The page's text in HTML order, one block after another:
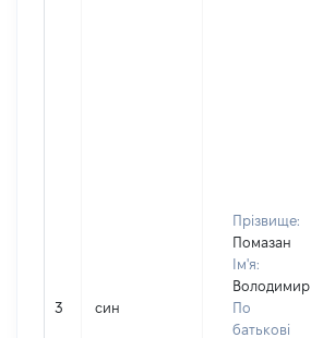
3 син
Прізвище:
Помазан
Ім'я:
Володимир
По
батькові